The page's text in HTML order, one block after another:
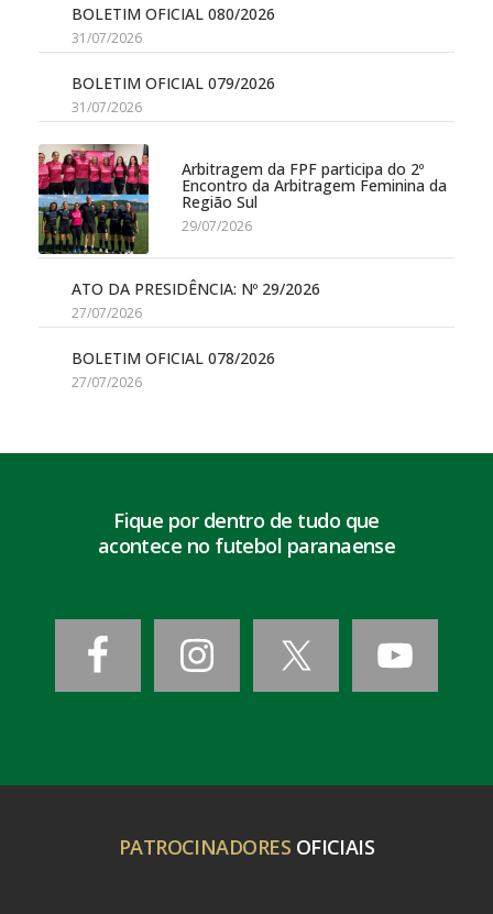
BOLETIM OFICIAL 080/2026
31/07/2026
BOLETIM OFICIAL 079/2026
31/07/2026
Arbitragem da FPF participa do 2º
Encontro da Arbitragem Feminina da
Região Sul
29/07/2026
ATO DA PRESIDÊNCIA: Nº 29/2026
27/07/2026
BOLETIM OFICIAL 078/2026
27/07/2026
Fique por dentro de tudo que
acontece no futebol paranaense
PATROCINADORES OFICIAIS